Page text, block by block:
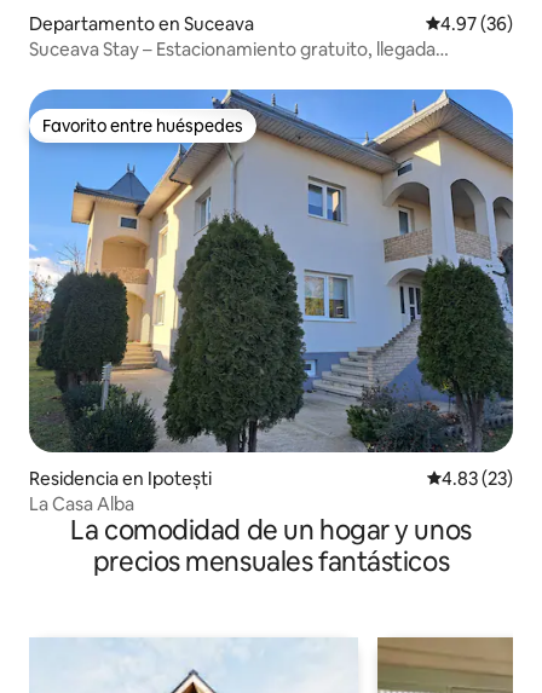
Departamento en Suceava Calificación
4.97 (36)
Suceava Stay – Estacionamiento gratuito, llegada
Favorito entre huéspedes
Favorito entre huéspedes
Residencia en Ipotești Calificación
4.83 (23)
La Casa Alba
La comodidad de un hogar y unos
precios mensuales fantásticos